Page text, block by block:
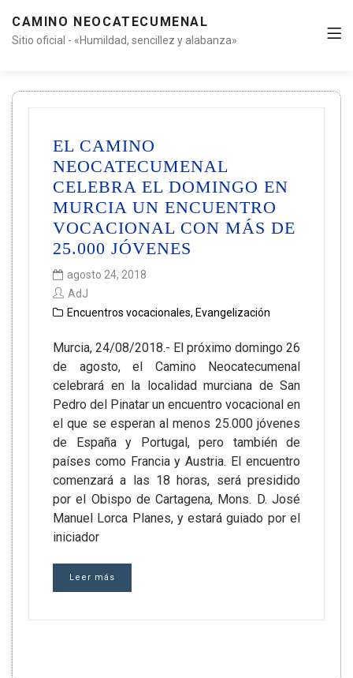
CAMINO NEOCATECUMENAL
Sitio oficial - «Humildad, sencillez y alabanza»
EL CAMINO
NEOCATECUMENAL
CELEBRA EL DOMINGO EN
MURCIA UN ENCUENTRO
VOCACIONAL CON MÁS DE
25.000 JÓVENES
agosto 24, 2018
AdJ
Encuentros vocacionales, Evangelización
Murcia, 24/08/2018.- El próximo domingo 26
de agosto, el Camino Neocatecumenal
celebrará en la localidad murciana de San
Pedro del Pinatar un encuentro vocacional en
el que se esperan al menos 25.000 jóvenes
de España y Portugal, pero también de
países como Francia y Austria. El encuentro
comenzará a las 18 horas, será presidido
por el Obispo de Cartagena, Mons. D. José
Manuel Lorca Planes, y estará guiado por el
iniciador
Leer más